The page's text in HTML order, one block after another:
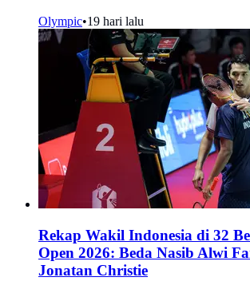
Olympic•19 hari lalu
Rekap Wakil Indonesia di 32
Open 2026: Beda Nasib Alwi
Jonatan Christie